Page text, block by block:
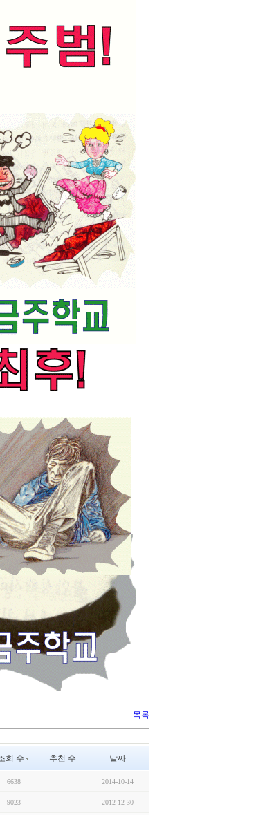
목록
회 수 추천 수 날짜
6638 2014-10-14
9023 2012-12-30